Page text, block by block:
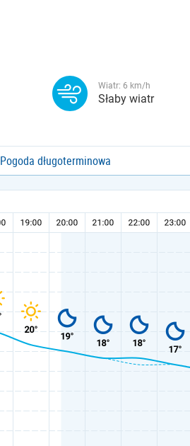
Wiatr: 6 km/h
Słaby wiatr
Pogoda długoterminowa